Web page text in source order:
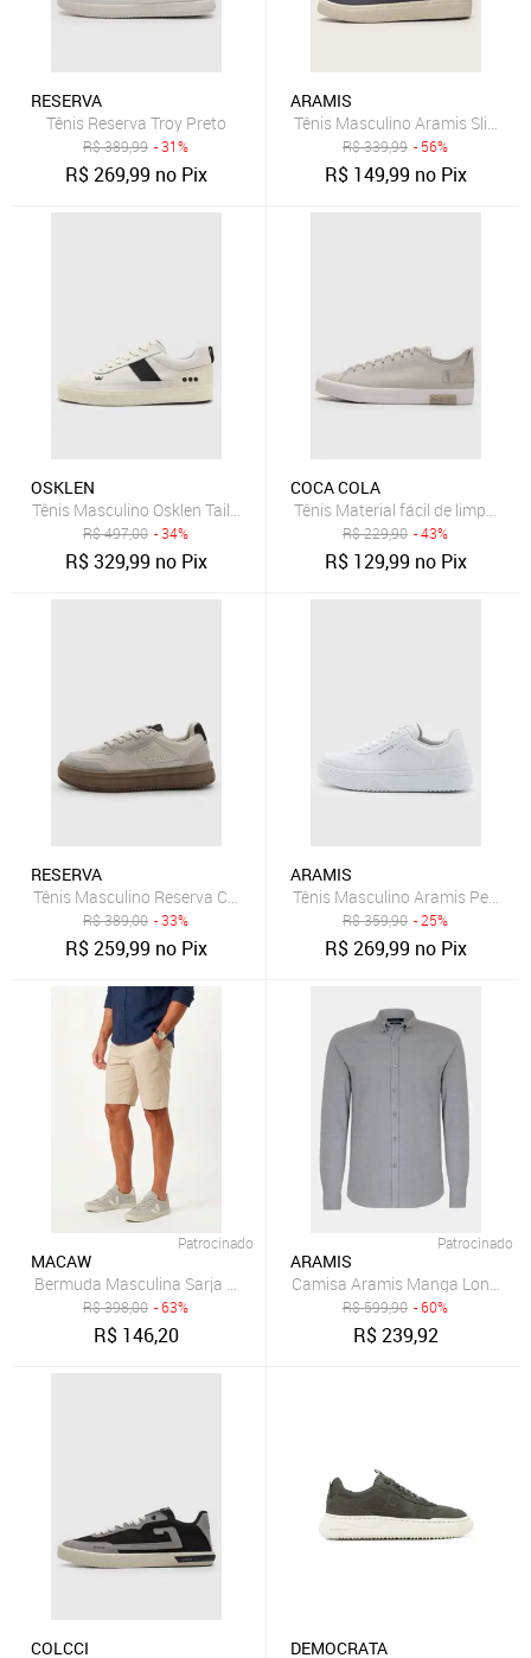
RESERVA
Tênis Reserva Troy Preto
R$389,99 - 31%
R$269,99 no Pix
ARAMIS
Tênis Masculino Aramis Slip-On
R$339,99 - 56%
R$ 149,99 no Pix
OSKLEN
Tênis Masculino Osklen Tail Lona Off-White
R$497,00 - 34%
R$329,99 no Pix
COCA COLA
Tênis Material fácil de limpar
R$229,90 - 43%
R$ 129,99 no Pix
RESERVA
Tênis Masculino Reserva Cano Baixo Off White
R$389,00 - 33%
R$259,99 no Pix
ARAMIS
Tênis Masculino Aramis Peak
R$359,90 - 25%
R$269,99 no Pix
Patrocinado
MACAW
R$398,00 - 63%
R$ 146,20
Patrocinado
ARAMIS
Camisa Aramis Manga Longa
R$599,90 - 60%
R$239,92
COLCCI DEMOCRATA